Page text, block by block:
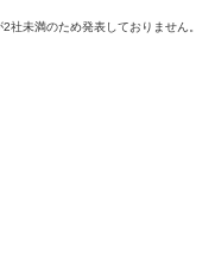
未満のため発表しておりません。